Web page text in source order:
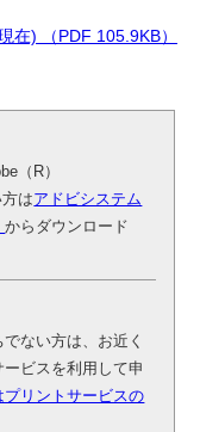
在) （PDF 105.9KB）
（R）
はアドビシステム
からダウンロード
ない方は、お近く
ビスを利用して申
プリントサービスの